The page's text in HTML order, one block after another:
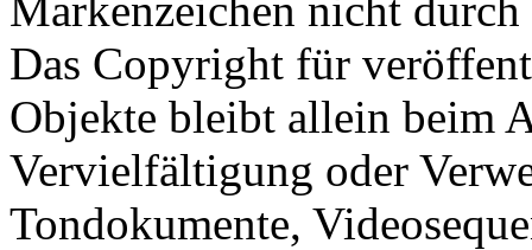
Das Copyright für
Objekte bleibt allein beim
Vervielfältigung oder
Tondokumente,